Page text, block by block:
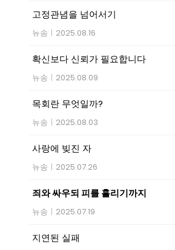
고정관념을 넘어서기
뉴송 | 2025.08.16
확신보다 신뢰가 필요합니다
뉴송 | 2025.08.09
목회란 무엇일까?
뉴송 | 2025.08.03
사랑에 빚진 자
뉴송 | 2025.07.26
죄와 싸우되 피를 흘리기까지
뉴송 | 2025.07.19
지연된 실패